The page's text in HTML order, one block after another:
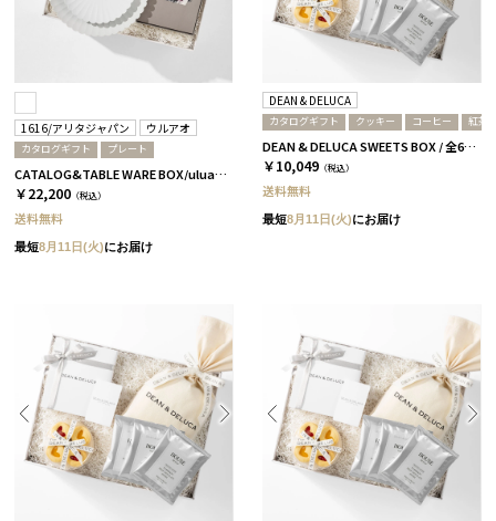
1616/アリタジャパン ウルアオ
カタログギフト プレート
CATALOG&TABLE WARE BOX/uluao/パレスプレート160&220 4枚セット/全5種 ザグーアン
￥22,200 （税込）
送料無料
最短8月11日(火)にお届け
DEAN & DELUCA
カタログギフト クッキー コーヒー 紅茶
DEAN & DELUCA SWEETS BOX / 全6種［ディーン&デルーカ］ コーヒー / ホワイト
￥10,049 （税込）
送料無料
最短8月11日(火)にお届け